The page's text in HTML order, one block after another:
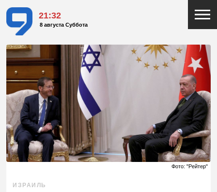
21:32
8 августа Суббота
Фото: "Рейтер"
ИЗРАИЛЬ